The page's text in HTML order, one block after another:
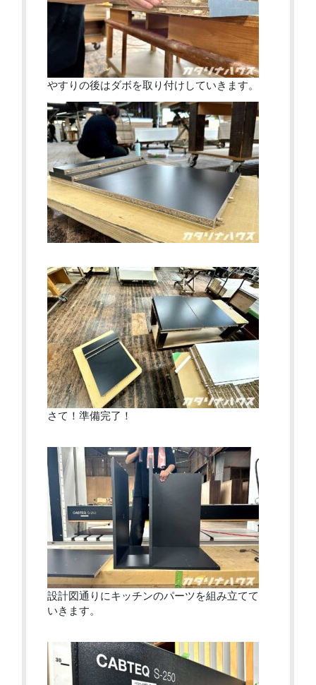
やすりの後はダボを取り付けしていきます。
さて！準備完了！
設計図通りにキッチンのパーツを組み立てて
いきます。